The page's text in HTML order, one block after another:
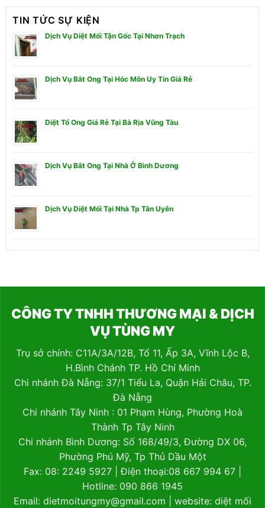
TIN TỨC SỰ KIỆN
Dịch Vụ Diệt Mối Tận Gốc Tại Nhơn Trạch
Dịch Vụ Bắt Ong Tại Hóc Môn Uy Tín Giá Rẻ
Diệt Tổ Ong Giá Rẻ Tại Bà Rịa Vũng Tàu
Dịch Vụ Bắt Ong Tại Nhà Ở Bình Dương
Dịch Vụ Diệt Mối Tại Nhà Tp Tân Uyên
CÔNG TY TNHH THƯƠNG MẠI & DỊCH
VỤ TÙNG MY
Trụ sở chính: C11A/3A/12B, Tổ 11, Ấp 3A, Vĩnh Lộc B,
H.Bình Chánh TP. Hồ Chí Minh
Chi nhánh Đà Nẵng: 37/1 Tiểu La, Quận Hải Châu, TP.
Đà Nẵng
Chi nhánh Tây Ninh : 01 Phạm Hùng, Phường Hoà
Thành Tp Tây Ninh
Chi nhánh Bình Dương: Số 168/49/3, Đường DX 06,
Phường Phú Mỹ, Tp Thủ Dầu Một
Fax: 08: 2249 5927 | Điện thoại:08 667 994 67 |
Hotline: 090 866 1945
Email: dietmoitungmy@gmail.com | website: diệt mối